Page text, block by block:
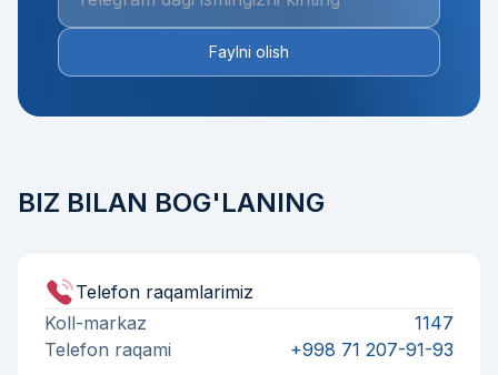
Faylni olish
BIZ BILAN BOG'LANING
Telefon raqamlarimiz
Koll-markaz
1147
Telefon raqami
+998 71 207-91-93